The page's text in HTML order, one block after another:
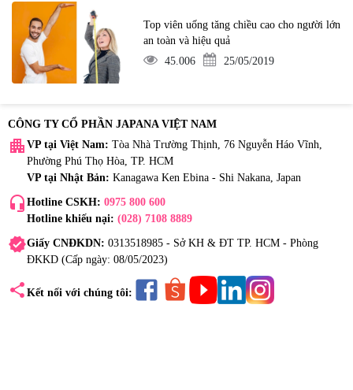
Top viên uống tăng chiều cao cho người lớn
an toàn và hiệu quả
45.006
25/05/2019
CÔNG TY CỔ PHẦN JAPANA VIỆT NAM
apartment VP tại Việt Nam: Tòa Nhà Trường Thịnh, 76 Nguyễn Háo Vĩnh,
Phường Phú Thọ Hòa, TP. HCM
VP tại Nhật Bản: Kanagawa Ken Ebina - Shi Nakana, Japan
headset_mic Hotline CSKH: 0975 800 600
Hotline khiếu nại: (028) 7108 8889
verifiedGiấy CNĐKDN: 0313518985 - Sở KH & ĐT TP. HCM - Phòng
ĐKKD (Cấp ngày: 08/05/2023)
share Kết nối với chúng tôi: